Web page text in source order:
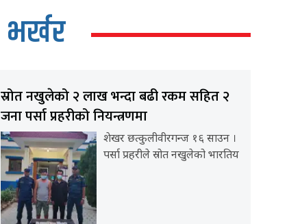
भर्खर
स्रोत नखुलेको २ लाख भन्दा बढी रकम सहित २
जना पर्सा प्रहरीको नियन्त्रणमा
शेखर छत्कुलीवीरगन्ज १६ साउन ।
पर्सा प्रहरीले स्रोत नखुलेको भारतिय